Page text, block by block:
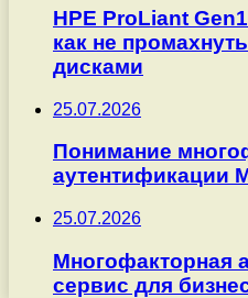
HPE ProLiant
как не
дисками
25.07.2026
Понимание
аутентификации
25.07.2026
Многофакторная
сервис для